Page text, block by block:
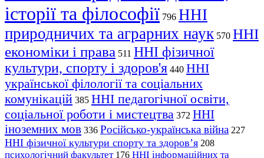
історії та філософії 796 ННІ
природничих та аграрних наук 570 ННІ
економіки і права 511 ННІ фізичної
культури, спорту і здоров'я 440 ННІ
української філології та соціальних
комунікацій 385 ННІ педагогічної освіти,
соціальної роботи і мистецтва 372 ННІ
іноземних мов 336 Російсько-українська війна 227
ННІ фізичної культури спорту та здоров’я 208
психологічний факультет 176 ННІ інформаційних та